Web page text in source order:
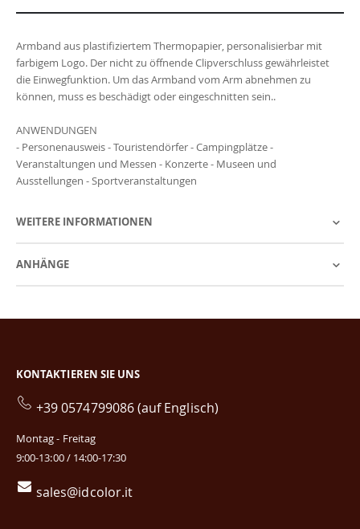
Armband aus plastifiziertem Thermopapier, personalisierbar mit
farbigem Logo. Der nicht zu öffnende Clipverschluss gewährleistet
die Einwegfunktion. Um das Armband vom Arm abnehmen zu
können, muss es beschädigt oder eingeschnitten sein..
ANWENDUNGEN
- Personenausweis - Touristendörfer - Campingplätze -
Veranstaltungen und Messen - Konzerte - Museen und
Ausstellungen - Sportveranstaltungen
WEITERE INFORMATIONEN
ANHÄNGE
KONTAKTIEREN SIE UNS
+39 0574799086 (auf Englisch)
Montag - Freitag
9:00-13:00 / 14:00-17:30
sales@idcolor.it